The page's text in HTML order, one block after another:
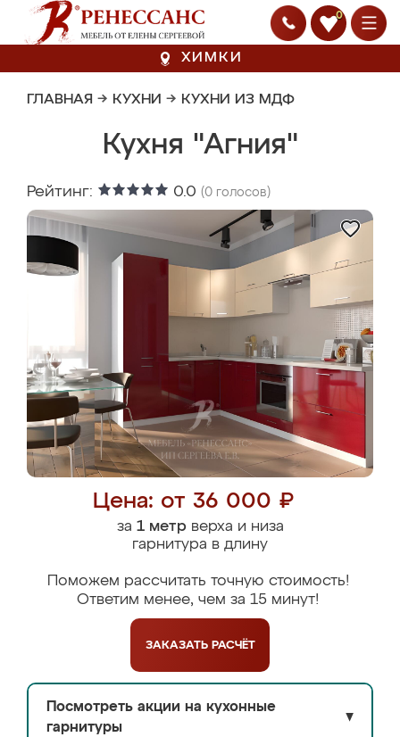
0
ХИМКИ
ГЛАВНАЯ → КУХНИ → КУХНИ ИЗ МДФ
Кухня "Агния"
Рейтинг: 0.0 (0 голосов)
Цена: от 36 000 ₽
за 1 метрверха и низа
гарнитура в длину
Поможем рассчитать точную стоимость!
Ответим менее, чем за 15 минут!
ЗАКАЗАТЬ РАСЧЁТ
Посмотреть акции на кухонные
гарнитуры
▼